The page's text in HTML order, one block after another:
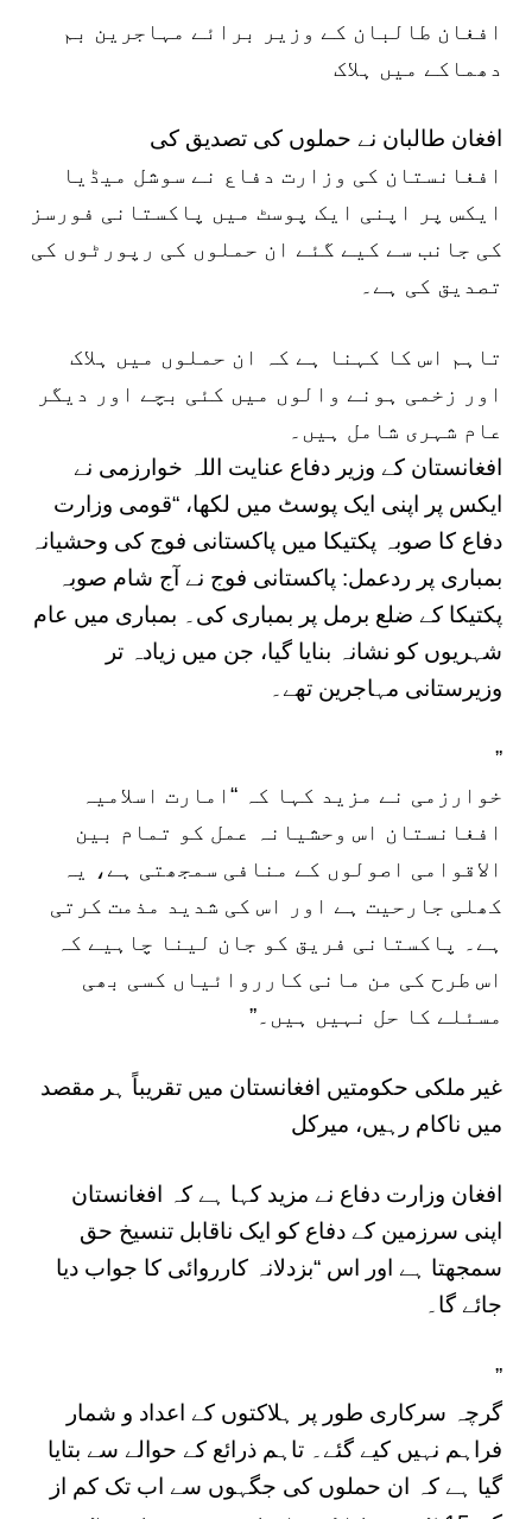
افغان طالبان کے وزیر برائے مہاجرین بم
دھماکے میں ہلاک
افغان طالبان نے حملوں کی تصدیق کی
افغانستان کی وزارت دفاع نے سوشل میڈیا
ایکس پر اپنی ایک پوسٹ میں پاکستانی فورسز
کی جانب سے کیے گئے ان حملوں کی رپورٹوں کی
تصدیق کی ہے۔
تاہم اس کا کہنا ہے کہ ان حملوں میں ہلاک
اور زخمی ہونے والوں میں کئی بچے اور دیگر
عام شہری شامل ہیں۔
افغانستان کے وزیر دفاع عنایت اللہ خوارزمی نے
ایکس پر اپنی ایک پوسٹ میں لکھا، “قومی وزارت
دفاع کا صوبہ پکتیکا میں پاکستانی فوج کی وحشیانہ
بمباری پر ردعمل: پاکستانی فوج نے آج شام صوبہ
پکتیکا کے ضلع برمل پر بمباری کی۔ بمباری میں عام
شہریوں کو نشانہ بنایا گیا، جن میں زیادہ تر
وزیرستانی مہاجرین تھے۔
”
خوارزمی نے مزید کہا کہ “امارت اسلامیہ
افغانستان اس وحشیانہ عمل کو تمام بین
الاقوامی اصولوں کے منافی سمجھتی ہے، یہ
کھلی جارحیت ہے اور اس کی شدید مذمت کرتی
ہے۔ پاکستانی فریق کو جان لینا چاہیے کہ
اس طرح کی من مانی کارروائیاں کسی بھی
مسئلے کا حل نہیں ہیں۔”
غیر ملکی حکومتیں افغانستان میں تقریباً ہر مقصد
میں ناکام رہیں، میرکل
افغان وزارت دفاع نے مزید کہا ہے کہ افغانستان
اپنی سرزمین کے دفاع کو ایک ناقابل تنسیخ حق
سمجھتا ہے اور اس “بزدلانہ کارروائی کا جواب دیا
جائے گا۔
”
گرچہ سرکاری طور پر ہلاکتوں کے اعداد و شمار
فراہم نہیں کیے گئے۔ تاہم ذرائع کے حوالے سے بتایا
گیا ہے کہ ان حملوں کی جگہوں سے اب تک کم از